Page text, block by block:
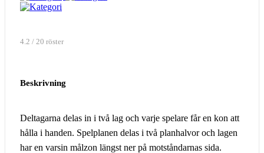
4.2 / 20 röster
Beskrivning
Deltagarna delas in i två lag och varje spelare får en kon att
hålla i handen. Spelplanen delas i två planhalvor och lagen
har en varsin målzon längst ner på motståndarnas sida.